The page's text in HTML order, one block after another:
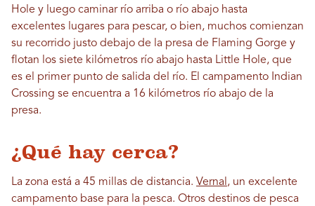
Hole y luego caminar río arriba o río abajo hasta
excelentes lugares para pescar, o bien, muchos comienzan
su recorrido justo debajo de la presa de Flaming Gorge y
flotan los siete kilómetros río abajo hasta Little Hole, que
es el primer punto de salida del río. El campamento Indian
Crossing se encuentra a 16 kilómetros río abajo de la
presa.
¿Qué hay cerca?
La zona está a 45 millas de distancia. Vernal , un excelente
campamento base para la pesca. Otros destinos de pesca